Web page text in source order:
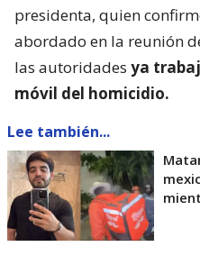
presidenta, quien
abordado en la reunión
las autoridades ya
móvil del homicidio.
Lee también...